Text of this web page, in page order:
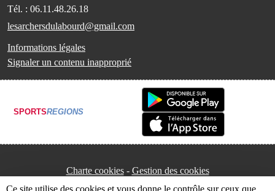
Tél. : 06.11.48.26.18
lesarchersdulabourd@gmail.com
Informations légales
Signaler un contenu inapproprié
SPORTSREGIONS
Charte cookies Gestion des cookies
Ce site utilise des cookies et vous donne le contrôle sur ceux que